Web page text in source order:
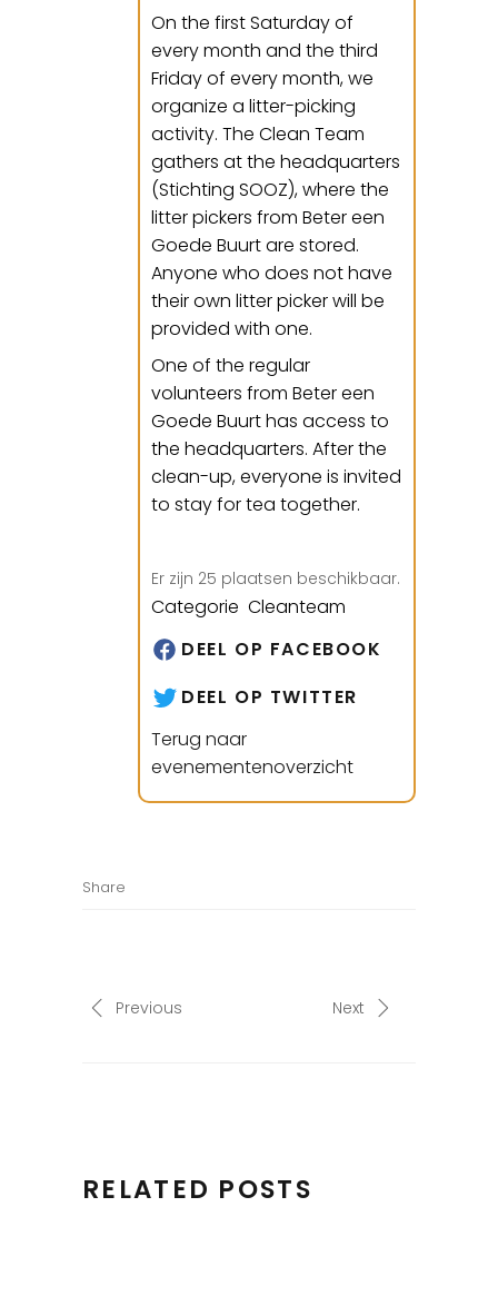
On the first Saturday of
every month and the third
Friday of every month, we
organize a litter-picking
activity. The Clean Team
gathers at the headquarters
(Stichting SOOZ), where the
litter pickers from Beter een
Goede Buurt are stored.
Anyone who does not have
their own litter picker will be
provided with one.
One of the regular
volunteers from Beter een
Goede Buurt has access to
the headquarters. After the
clean-up, everyone is invited
to stay for tea together.
Er zijn 25 plaatsen beschikbaar.
Categorie Cleanteam
DEEL OP FACEBOOK
DEEL OP TWITTER
Terug naar
evenementenoverzicht
Share
Previous Next
RELATED POSTS